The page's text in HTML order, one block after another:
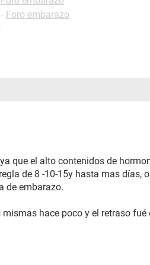
- Foro embarazo
que el alto contenidos de
de 8 -10-15y hasta mas días,
de embarazo.
hace poco y el retraso fué